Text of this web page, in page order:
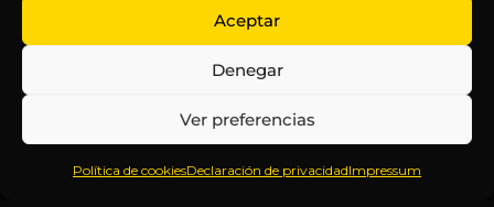
Aceptar
Denegar
Ver preferencias
Política de cookiesDeclaración de privacidadImpressum
Inteligencia
Anticipándonos
Inicio
Sobre
Contenido
Webinars
Política
de
Términos y
Aviso